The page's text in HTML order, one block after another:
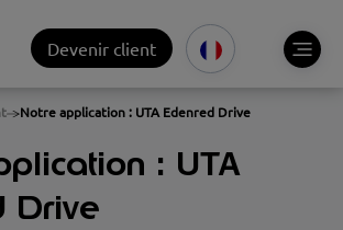
Devenir client
Notre application : UTA Edenred Drive
: UTA
Drive